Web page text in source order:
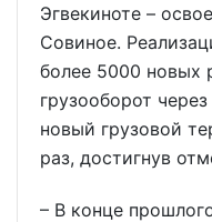
Эгвекиноте –
Совиное.
более 5000 новых
грузооборот
новый грузовой
раз, достигнув
– В конце